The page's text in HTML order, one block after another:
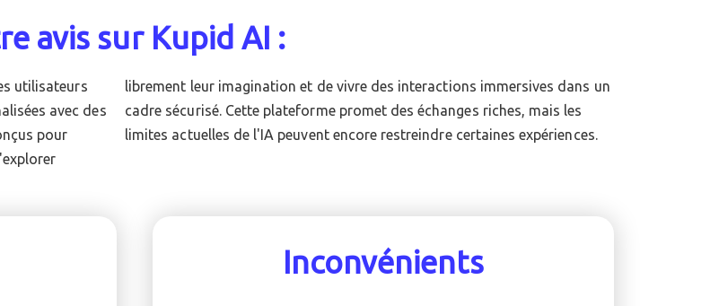
avis sur Kupid AI :
utilisateurs
avec des
pour
dans un
mais les
limites actuelles de l'IA peuvent encore restreindre certaines expériences.
Inconvénients